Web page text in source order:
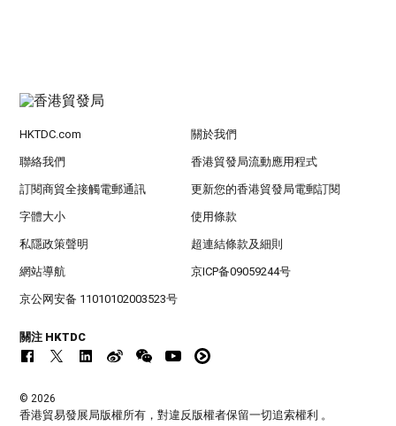
HKTDC.com 關於我們
聯絡我們 香港貿發局流動應用程式
訂閱商貿全接觸電郵通訊 更新您的香港貿發局電郵訂閱
字體大小 使用條款
私隱政策聲明 超連結條款及細則
網站導航 京ICP备09059244号
京公网安备 11010102003523号
關注 HKTDC
© 2026
香港貿易發展局版權所有，對違反版權者保留一切追索權利 。